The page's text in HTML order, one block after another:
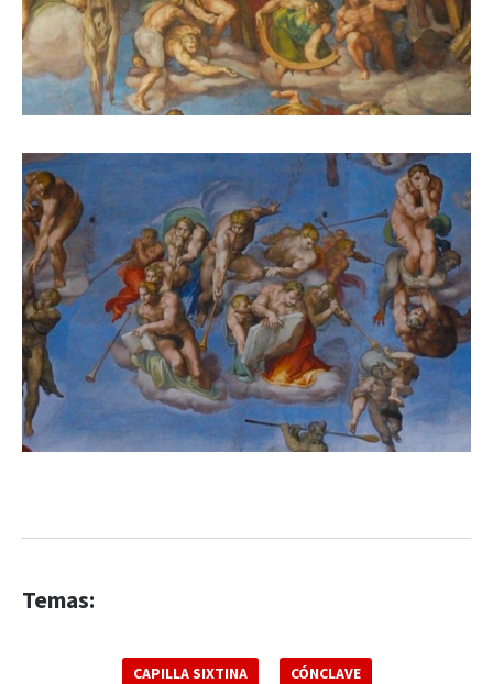
Temas:
CAPILLA SIXTINA CÓNCLAVE